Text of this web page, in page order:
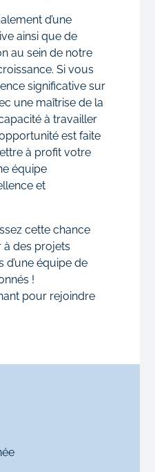
d’une
ainsi que de
au sein de notre
Si vous
significative sur
une maîtrise de la
à travailler
est faite
à profit votre
équipe
et
cette chance
des projets
d’une équipe de
!
pour rejoindre